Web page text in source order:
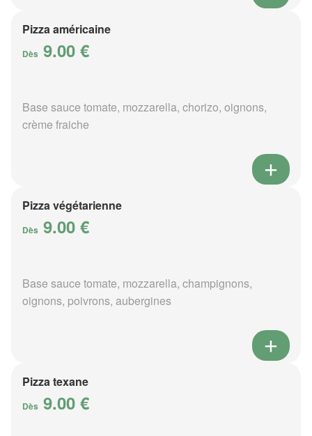
Pizza américaine
Dès 9.00 €
Base sauce tomate, mozzarella, chorizo, oignons,
crème fraiche
Pizza végétarienne
Dès 9.00 €
Base sauce tomate, mozzarella, champignons,
oignons, poivrons, aubergines
Pizza texane
Dès 9.00 €